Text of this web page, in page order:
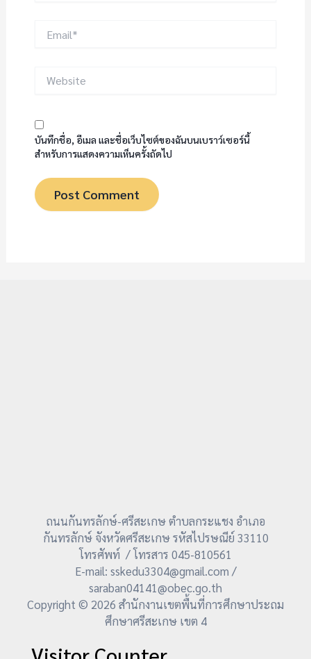
บันทึกชื่อ, อีเมล และชื่อเว็บไซต์ของฉันบนเบราว์เซอร์นี้
สำหรับการแสดงความเห็นครั้งถัดไป
ถนนกันทรลักษ์-ศรีสะเกษ ตำบลกระแชง อำเภอ
กันทรลักษ์ จังหวัดศรีสะเกษ รหัสไปรษณีย์ 33110
โทรศัพท์ / โทรสาร 045-810561
E-mail: sskedu3304@gmail.com /
saraban04141@obec.go.th
Copyright © 2026 สำนักงานเขตพื้นที่การศึกษาประถม
ศึกษาศรีสะเกษ เขต 4